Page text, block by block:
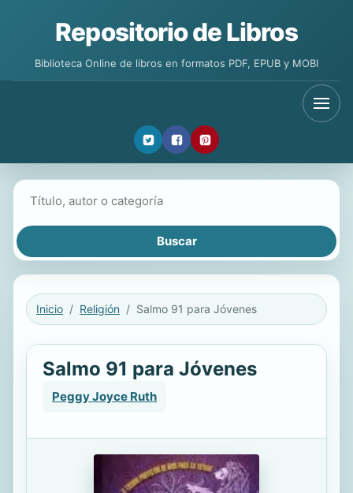
Repositorio de Libros
Biblioteca Online de libros en formatos PDF, EPUB y MOBI
Inicio Religión Salmo 91 para Jóvenes
Salmo 91 para Jóvenes
Peggy Joyce Ruth